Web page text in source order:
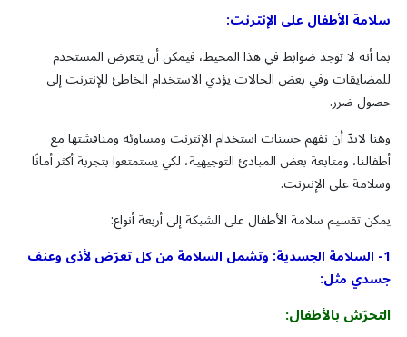
سلامة الأطفال على الإنترنت:
بما أنه لا توجد ضوابط في هذا المحيط، فيمكن أن يتعرض المستخدم
للمضايقات وفي بعض الحالات يؤدي الاستخدام الخاطئ للإنترنت إلى
حصول ضرر.
وهنا لابدّ أن نفهم حسنات استخدام الإنترنت ومساوئه ومناقشتها مع
أطفالنا، ومتابعة بعض المبادئ التوجيهية، لكي يستمتعوا بتجربة أكثر أمانًا
وسلامة على الإنترنت.
يمكن تقسيم سلامة الأطفال على الشبكة إلى أربعة أنواع:
1- السلامة الجسدية:
وتشمل السلامة من كل تعرّض لأذى وعنف
جسدي مثل:
التحرّشبالأطفال: